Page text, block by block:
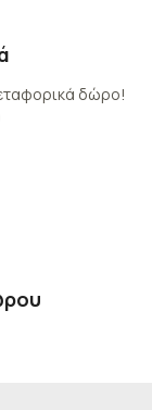
δώρο!